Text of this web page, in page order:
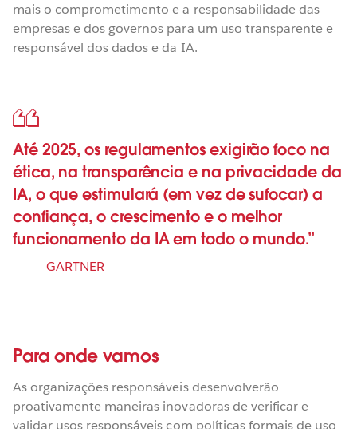
mais o comprometimento e a responsabilidade das
empresas e dos governos para um uso transparente e
responsável dos dados e da IA.
Até 2025, os regulamentos exigirão foco na
ética, na transparência e na privacidade da
IA, o que estimulará (em vez de sufocar) a
confiança, o crescimento e o melhor
funcionamento da IA em todo o mundo.
GARTNER
Para onde vamos
As organizações responsáveis desenvolverão
proativamente maneiras inovadoras de verificar e